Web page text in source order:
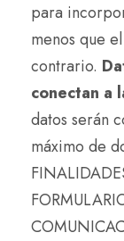
para
menos que
contrario.
conectan a
datos serán
máximo de